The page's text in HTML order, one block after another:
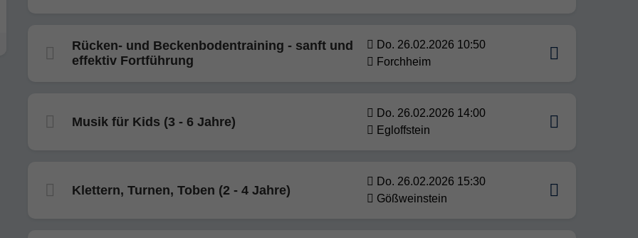
Rücken- und Beckenbodentraining - sanft und
effektiv Fortführung
Do. 26.02.2026 10:50
Forchheim
Musik für Kids (3 - 6 Jahre)
Do. 26.02.2026 14:00
Egloffstein
Klettern, Turnen, Toben (2 - 4 Jahre)
Do. 26.02.2026 15:30
Gößweinstein